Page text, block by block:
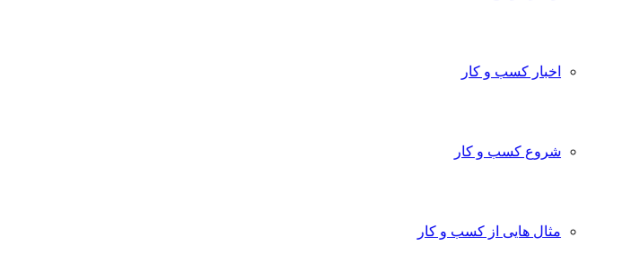
اخبار کسب و کار
شروع کسب و کار
مثال هایی از کسب و کار